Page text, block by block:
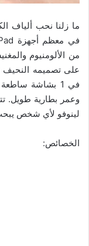
ما زلنا نحب ألياف
من الألومنيوم
في 1 بشاشة
وعمر بطارية طويل.
لينوفو لأي شخص
الخصائص: